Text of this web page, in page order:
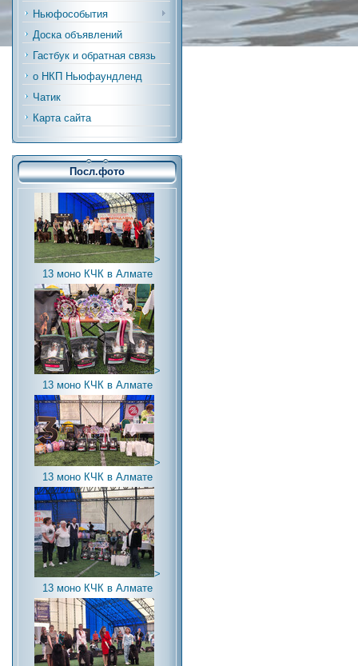
Ньюфособытия
Доска объявлений
Гастбук и обратная связь
о НКП Ньюфаундленд
Чатик
Карта сайта
Посл.фото
>
13 моно КЧК в Алмате
>
13 моно КЧК в Алмате
>
13 моно КЧК в Алмате
>
13 моно КЧК в Алмате